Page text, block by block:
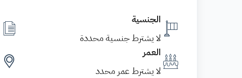
الجنسية
لا يشترط جنسية محددة
العمر
لا يشترط عمر محدد